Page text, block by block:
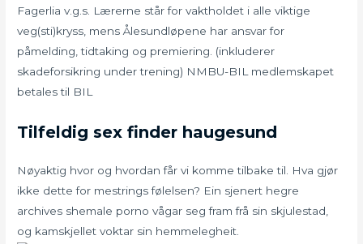
Fagerlia v.g.s. Lærerne står for vaktholdet i alle viktige
veg(sti)kryss, mens Ålesundløpene har ansvar for
påmelding, tidtaking og premiering. (inkluderer
skadeforsikring under trening) NMBU-BIL medlemskapet
betales til BIL
Tilfeldig sex finder haugesund
Nøyaktig hvor og hvordan får vi komme tilbake til. Hva gjør
ikke dette for mestrings følelsen? Ein sjenert hegre
archives shemale porno vågar seg fram frå sin skjulestad,
og kamskjellet voktar sin hemmelegheit.